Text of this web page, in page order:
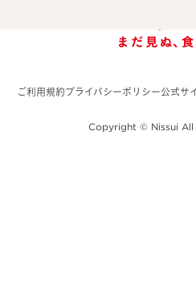
ご利用規約プライバシーポリシー公式サ
Copyright © Nissui All